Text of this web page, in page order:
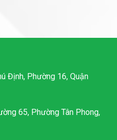
Định, Phường 16, Quận
65, Phường Tân Phong,